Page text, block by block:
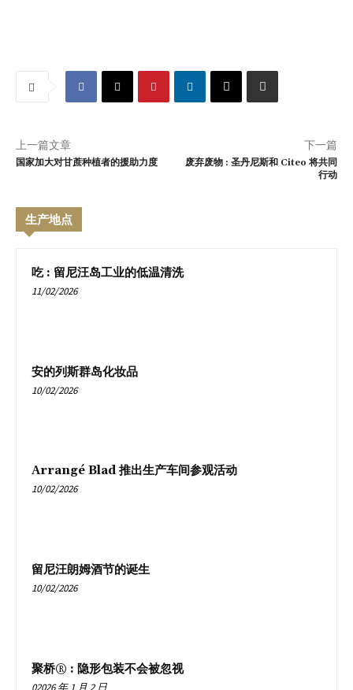
上一篇文章
国家加大对甘蔗种植者的援助力度
下一篇
废弃废物 : 圣丹尼斯和 Citeo 将共同
行动
生产地点
吃 : 留尼汪岛工业的低温清洗
11/02/2026
安的列斯群岛化妆品
10/02/2026
Arrangé Blad 推出生产车间参观活动
10/02/2026
留尼汪朗姆酒节的诞生
10/02/2026
聚桥® : 隐形包装不会被忽视
02026 年 1 月 2 日